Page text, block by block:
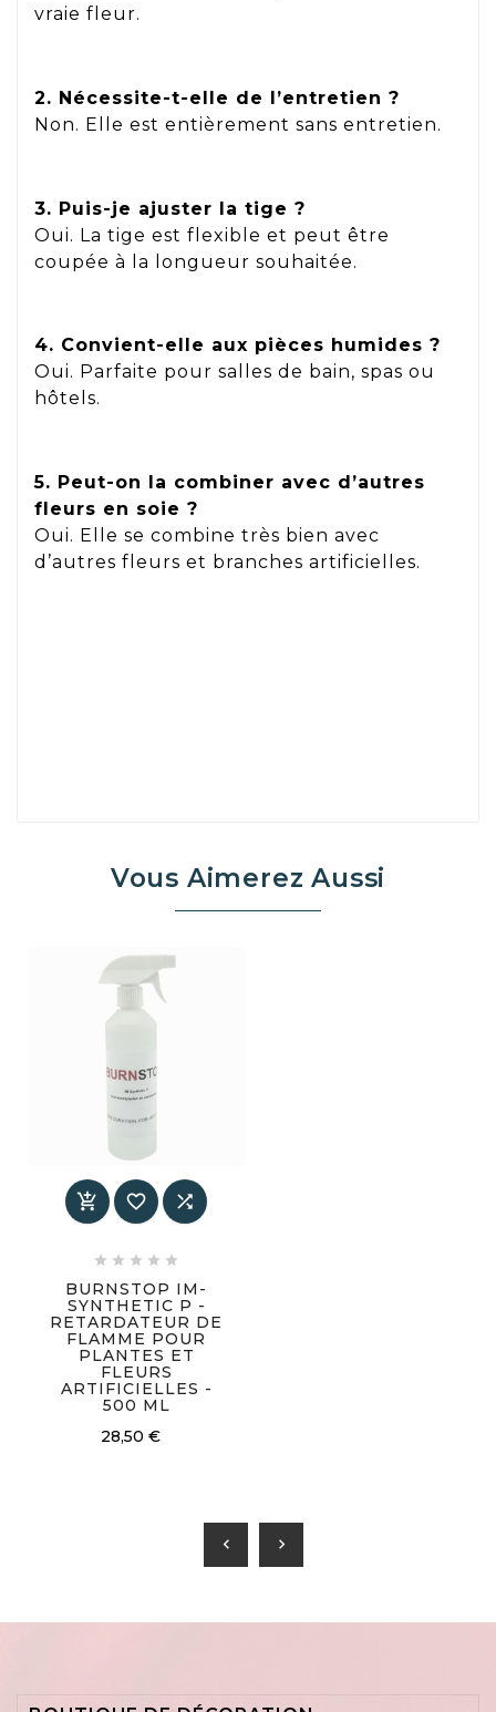
vraie fleur.
2. Nécessite-t-elle de l’entretien ?
Non. Elle est entièrement sans entretien.
3. Puis-je ajuster la tige ?
Oui. La tige est flexible et peut être
coupée à la longueur souhaitée.
4. Convient-elle aux pièces humides ?
Oui. Parfaite pour salles de bain, spas ou
hôtels.
5. Peut-on la combiner avec d’autres
fleurs en soie ?
Oui. Elle se combine très bien avec
d’autres fleurs et branches artificielles.
Vous Aimerez Aussi
  
    
BURNSTOP IM-
SYNTHETIC P -
RETARDATEUR DE
FLAMME POUR
PLANTES ET
FLEURS
ARTIFICIELLES -
500 ML
28,50 €
chevron_left chevron_right